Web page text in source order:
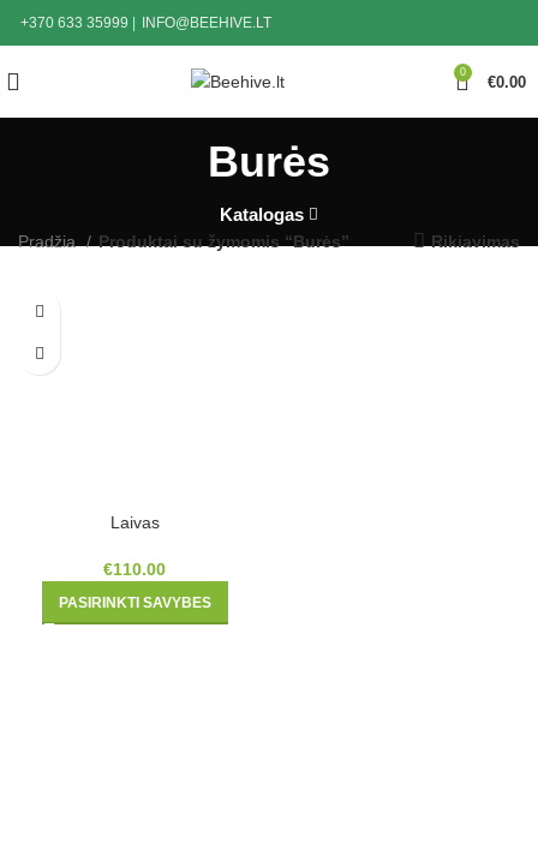
+370 633 35999 INFO@BEEHIVE.LT
0
€0.00
Burės
Katalogas
Pradžia Produktai su žymomis “Burės” Rikiavimas
Laivas
€110.00
PASIRINKTI SAVYBES